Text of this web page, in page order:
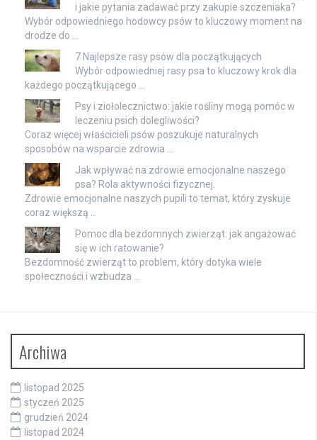
i jakie pytania zadawać przy zakupie szczeniaka?
Wybór odpowiedniego hodowcy psów to kluczowy moment na
drodze do …
7 Najlepsze rasy psów dla początkujących
Wybór odpowiedniej rasy psa to kluczowy krok dla
każdego początkującego …
Psy i ziołolecznictwo: jakie rośliny mogą pomóc w
leczeniu psich dolegliwości?
Coraz więcej właścicieli psów poszukuje naturalnych
sposobów na wsparcie zdrowia …
Jak wpływać na zdrowie emocjonalne naszego
psa? Rola aktywności fizycznej.
Zdrowie emocjonalne naszych pupili to temat, który zyskuje
coraz większą …
Pomoc dla bezdomnych zwierząt: jak angażować
się w ich ratowanie?
Bezdomność zwierząt to problem, który dotyka wiele
społeczności i wzbudza …
Archiwa
listopad 2025
styczeń 2025
grudzień 2024
listopad 2024